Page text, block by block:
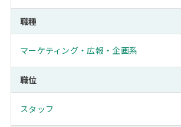
職種
マーケティング・広報・企画系
職位
スタッフ